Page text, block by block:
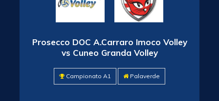
Prosecco DOC A.Carraro Imoco Volley
vs Cuneo Granda Volley
Campionato A1 Palaverde